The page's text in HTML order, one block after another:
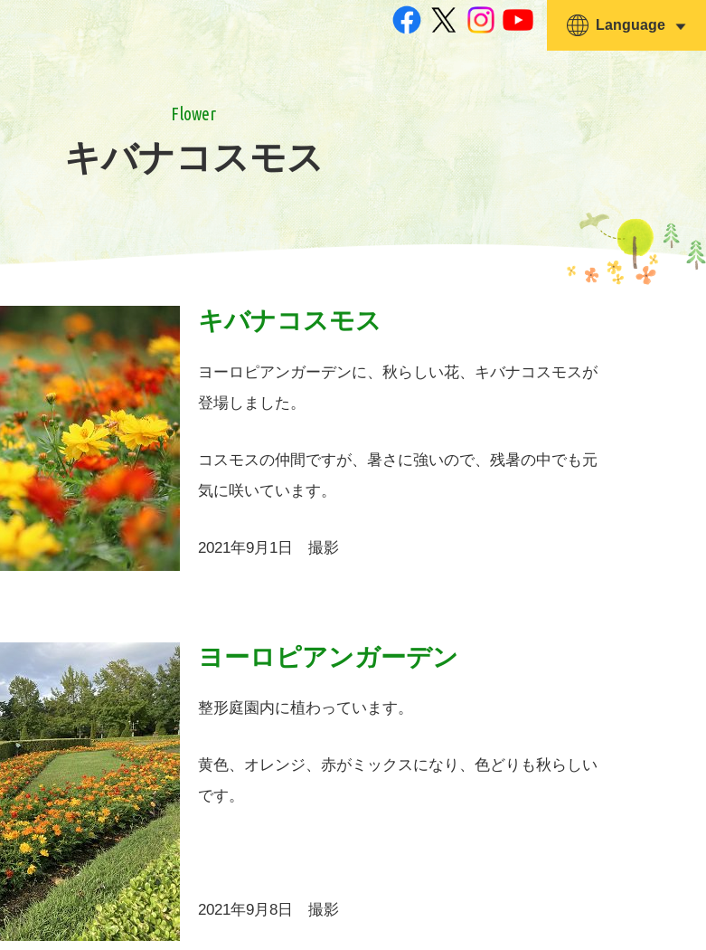
Flower
キバナコスモス
Language
キバナコスモス
ヨーロピアンガーデンに、秋らしい花、キバナコスモスが
登場しました。
コスモスの仲間ですが、暑さに強いので、残暑の中でも元
気に咲いています。
2021年9月1日 撮影
ヨーロピアンガーデン
整形庭園内に植わっています。
黄色、オレンジ、赤がミックスになり、色どりも秋らしい
です。
2021年9月8日 撮影